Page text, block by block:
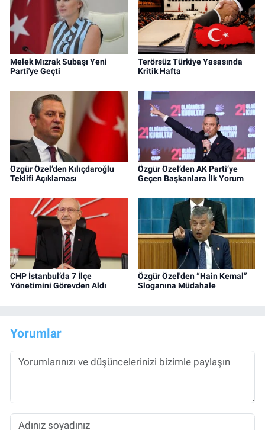
Melek Mızrak Subaşı Yeni
Parti'ye Geçti
Terörsüz Türkiye Yasasında
Kritik Hafta
Özgür Özel’den Kılıçdaroğlu
Teklifi Açıklaması
Özgür Özel’den AK Parti’ye
Geçen Başkanlara İlk Yorum
CHP İstanbul’da 7 İlçe
Yönetimini Görevden Aldı
Özgür Özel'den “Hain Kemal”
Sloganına Müdahale
Yorumlar